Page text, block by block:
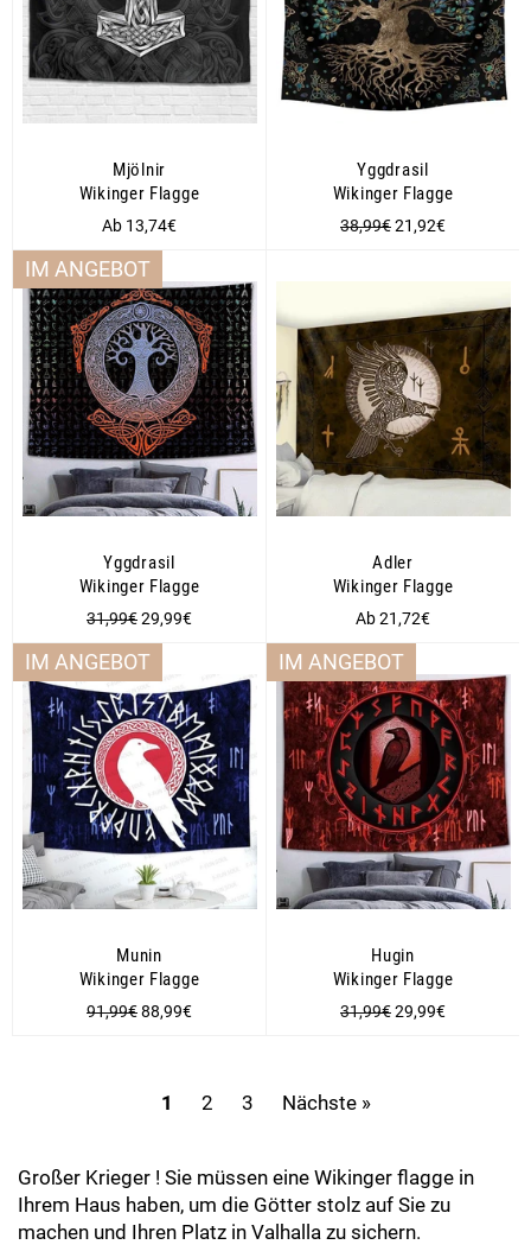
Mjölnir
Wikinger Flagge
Ab 13,74€
Yggdrasil
Wikinger Flagge
Normaler
38,99€Sonderpreis
21,92€
Yggdrasil
Wikinger Flagge
Normaler
Preis
31,99€Sonderpreis
29,99€
IM ANGEBOT
Adler
Wikinger Flagge
Ab 21,72€
Munin
Wikinger Flagge
Normaler
91,99€Sonderpreis
88,99€
IM ANGEBOT
Hugin
Wikinger Flagge
Normaler
31,99€Sonderpreis
29,99€
IM ANGEBOT
1 2 3 Nächste »
Großer Krieger ! Sie müssen eine Wikinger flagge in
Ihrem Haus haben, um die Götter stolz auf Sie zu
machen und Ihren Platz in Valhalla zu sichern.